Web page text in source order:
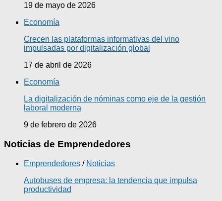
19 de mayo de 2026
Economía
Crecen las plataformas informativas del vino
impulsadas por digitalización global
17 de abril de 2026
Economía
La digitalización de nóminas como eje de la gestión
laboral moderna
9 de febrero de 2026
Noticias de Emprendedores
Emprendedores / Noticias
Autobuses de empresa: la tendencia que impulsa
productividad